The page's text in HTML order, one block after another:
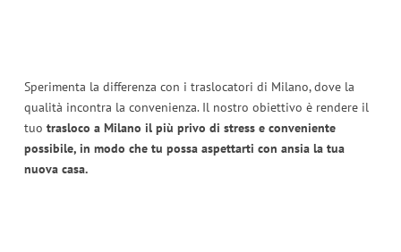
Sperimenta la differenza con i traslocatori di Milano, dove la
qualità incontra la convenienza. Il nostro obiettivo è rendere il
tuo trasloco a Milano il più privo di stress e conveniente
possibile, in modo che tu possa aspettarti con ansia la tua
nuova casa.